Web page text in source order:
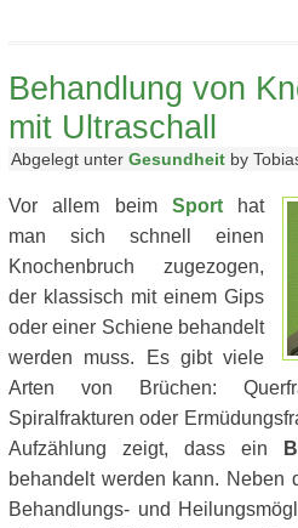
Behandlung von
mit Ultraschall
Abgelegt unter Gesundheit by
Vor allem beim Sporthat
man sich schnell einen
Knochenbruch zugezogen,
der klassisch mit einem Gips
oder einer Schiene behandelt
werden muss. Es gibt viele
Arten von Brüchen:
Spiralfrakturen oder
Aufzählung zeigt, dass ein
behandelt werden kann. Neben
Behandlungs- und